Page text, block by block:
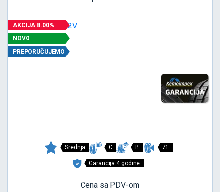
AKCIJA 8.00%
NOVO
PREPORUČUJEMO
Srednja C B 71
Garancija 4 godine
Cena sa PDV-om